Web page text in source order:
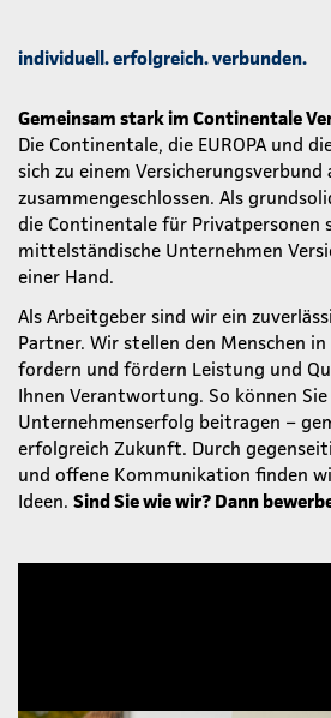
individuell. erfolgreich. verbunden.
Gemeinsam stark im Continentale
Die Continentale, die EUROPA und
sich zu einem
zusammengeschlossen. Als
die Continentale für Privatpersonen
mittelständische Unternehmen
einer Hand.
Als Arbeitgeber sind wir ein
Partner. Wir stellen den Menschen
fordern und fördern Leistung und
Ihnen Verantwortung. So können
Unternehmenserfolg beitragen –
erfolgreich Zukunft. Durch
und offene Kommunikation finden
Ideen. Sind Sie wie wir? Dann